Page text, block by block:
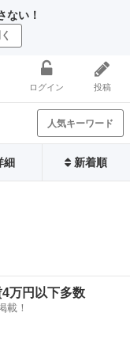
ない！
ログイン 投稿
人気キーワード
細 新着順
4万円以下多数
載！